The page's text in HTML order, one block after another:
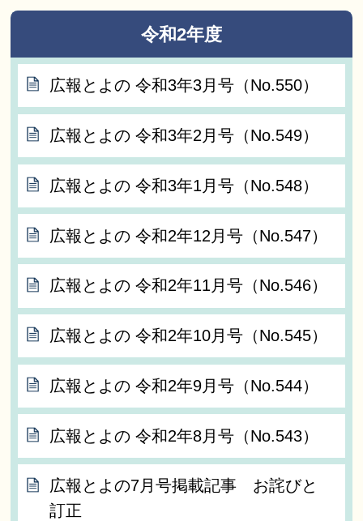
令和2年度
広報とよの 令和3年3月号（No.550）
広報とよの 令和3年2月号（No.549）
広報とよの 令和3年1月号（No.548）
広報とよの 令和2年12月号（No.547）
広報とよの 令和2年11月号（No.546）
広報とよの 令和2年10月号（No.545）
広報とよの 令和2年9月号（No.544）
広報とよの 令和2年8月号（No.543）
広報とよの7月号掲載記事 お詫びと
訂正